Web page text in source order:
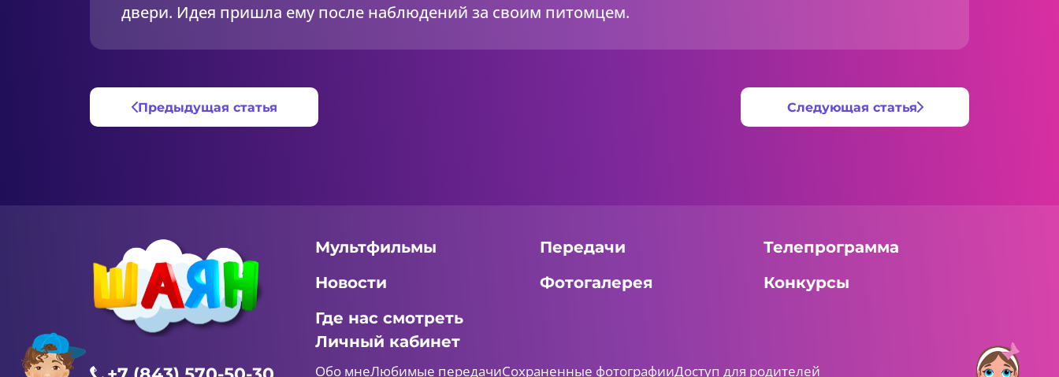
двери. Идея пришла ему после наблюдений за своим питомцем.
Предыдущая статья Следующая статья
Мультфильмы Передачи
Телепрограмма
Новости
Фотогалерея
Конкурсы
Где нас смотреть
Личный кабинет
Обо мнеЛюбимые передачиСохраненные фотографииДоступ для родителей